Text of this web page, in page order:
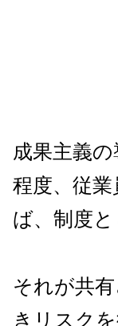
成果主義
程度、従
ば、制度と
それが共
きリスク